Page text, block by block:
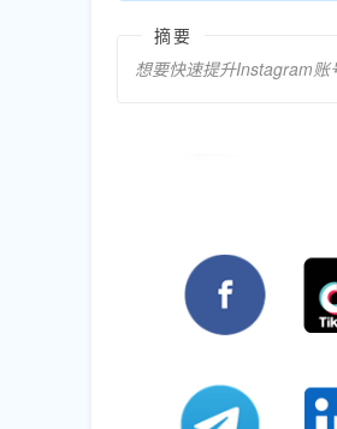
摘要
想要快速提升Instagram账